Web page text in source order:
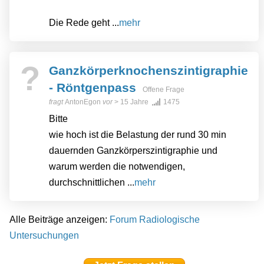
Die Rede geht ...mehr
?
Ganzkörperknochenszintigraphie
- Röntgenpass
Offene Frage
fragtAntonEgon vor> 15 Jahre 1475
Bitte
wie hoch ist die Belastung der rund 30 min
dauernden Ganzkörperszintigraphie und
warum werden die notwendigen,
durchschnittlichen ...mehr
Alle Beiträge anzeigen: Forum Radiologische
Untersuchungen